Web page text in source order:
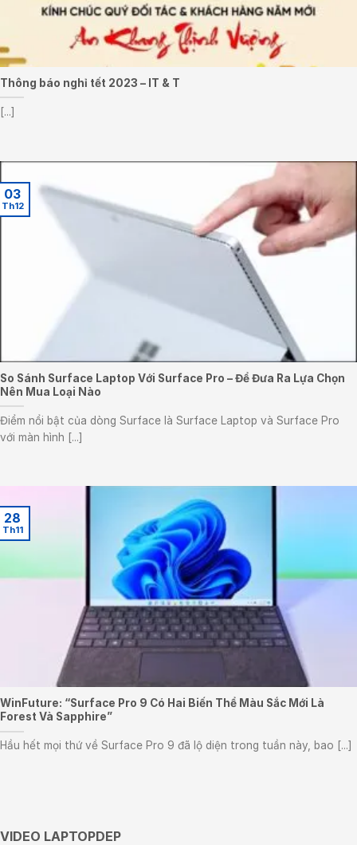
Thông báo nghỉ tết 2023 – IT & T
[...]
So Sánh Surface Laptop Với Surface Pro – Để Đưa Ra Lựa Chọn
Nên Mua Loại Nào
Điểm nổi bật của dòng Surface là Surface Laptop và Surface Pro
với màn hình [...]
03
Th12
WinFuture: “Surface Pro 9 Có Hai Biến Thể Màu Sắc Mới Là
Forest Và Sapphire”
Hầu hết mọi thứ về Surface Pro 9 đã lộ diện trong tuần này, bao [...]
28
Th11
VIDEO LAPTOPDEP